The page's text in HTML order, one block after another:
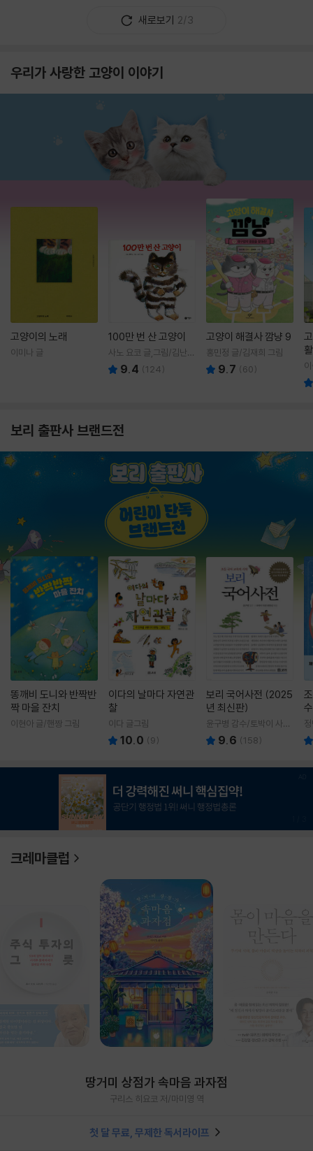
새로보기 2/3
우리가 사랑한 고양이 이야기
고양이의 노래
이미나 글
100만 번 산 고양이
사노 요코 글,그림/김난주
역 9.4 (124)
고양이 해결사 깜냥 9
홍민정 글/김재희 그림
9.7 (60)
보리 출판사 브랜드전
똥깨비 도니와 반짝반
짝 마을 잔치
이현아 글/핸짱 그림
이다의 날마다 자연관
찰
이다 글그림
10.0 (9)
보리 국어사전 (2025
년 최신판)
윤구병 감수/토박이 사전
편찬실 편
9.6 (158)
크레마클럽
땅거미 상점가 속마음 과자점
구리스 히요코 저/마미영 역
첫 달 무료, 무제한 독서라이프